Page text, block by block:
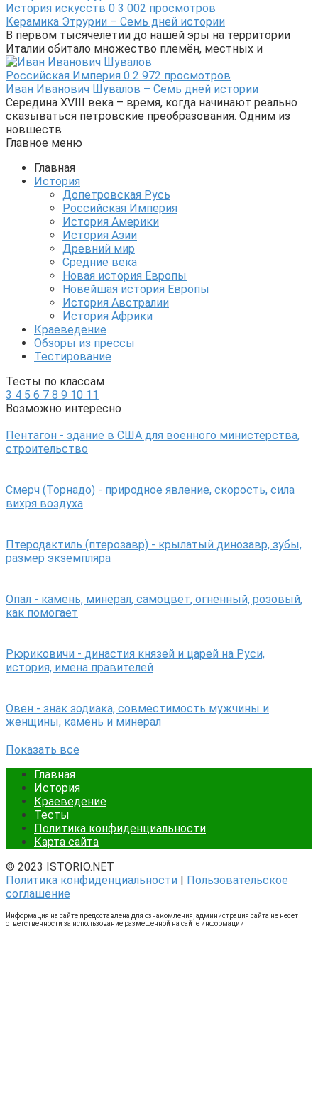
История искусств 0 3 002 просмотров
Керамика Этрурии – Семь дней истории
В первом тысячелетии до нашей эры на территории
Италии обитало множество племён, местных и
Российская Империя 0 2 972 просмотров
Иван Иванович Шувалов – Семь дней истории
Середина XVIII века – время, когда начинают реально
сказываться петровские преобразования. Одним из
новшеств
Главное меню
Главная
История
Допетровская Русь
Российская Империя
История Америки
История Азии
Древний мир
Средние века
Новая история Европы
Новейшая история Европы
История Австралии
История Африки
Краеведение
Обзоры из прессы
Тестирование
Тесты по классам
3 4 5 6 7 8 9 10 11
Возможно интересно
Пентагон - здание в США для военного министерства,
строительство
Смерч (Торнадо) - природное явление, скорость, сила
вихря воздуха
Птеродактиль (птерозавр) - крылатый динозавр, зубы,
размер экземпляра
Опал - камень, минерал, самоцвет, огненный, розовый,
как помогает
Рюриковичи - династия князей и царей на Руси,
история, имена правителей
Овен - знак зодиака, совместимость мужчины и
женщины, камень и минерал
Показать все
Главная
История
Краеведение
Тесты
Политика конфиденциальности
Карта сайта
© 2023 ISTORIO.NET
Политика конфиденциальности | Пользовательское
соглашение
Информация на сайте предоставлена для ознакомления, администрация сайта не несет
ответственности за использование размещенной на сайте информации